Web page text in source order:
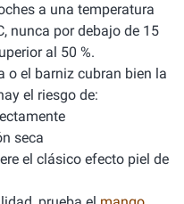
a una temperatura
nunca por debajo de 15
al 50 %.
o el barniz cubran bien la
el riesgo de:
seca
el clásico efecto piel de